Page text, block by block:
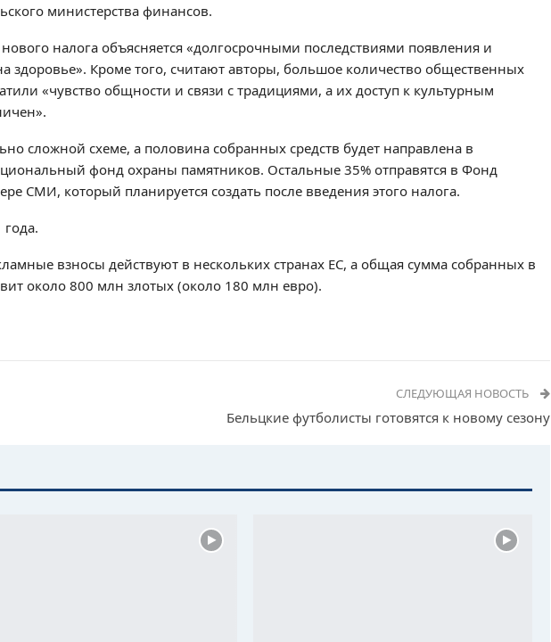
министерства финансов.
налога объясняется «долгосрочными последствиями появления и
здоровье». Кроме того, считают авторы, большое количество общественных
«чувство общности и связи с традициями, а их доступ к культурным
сложной схеме, а половина собранных средств будет направлена в
фонд охраны памятников. Остальные 35% отправятся в Фонд
СМИ, который планируется создать после введения этого налога.
года.
взносы действуют в нескольких странах ЕС, а общая сумма собранных в
около 800 млн злотых (около 180 млн евро).
СЛЕДУЮЩАЯ НОВОСТЬ
Бельцкие футболисты готовятся к новому сезону